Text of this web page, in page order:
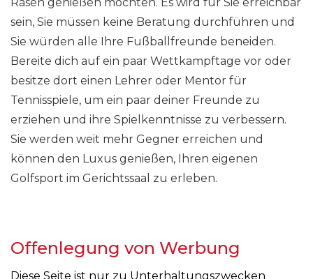
sein, Sie müssen keine Beratung durchführen und
Sie würden alle Ihre Fußballfreunde beneiden.
Bereite dich auf ein paar Wettkampftage vor oder
besitze dort einen Lehrer oder Mentor für
Tennisspiele, um ein paar deiner Freunde zu
erziehen und ihre Spielkenntnisse zu verbessern.
Sie werden weit mehr Gegner erreichen und
können den Luxus genießen, Ihren eigenen
Golfsport im Gerichtssaal zu erleben.
Offenlegung von Werbung
Diese Seite ist nur zu Unterhaltungszwecken